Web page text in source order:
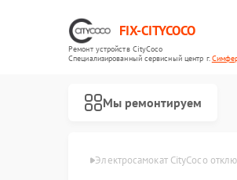
FIX-CITYCOCO
Ремонт устройств CityCoco
Специализированный cервисный центр г.
Мы ремонтируем
в Симферополе Электросамокат CityCoco